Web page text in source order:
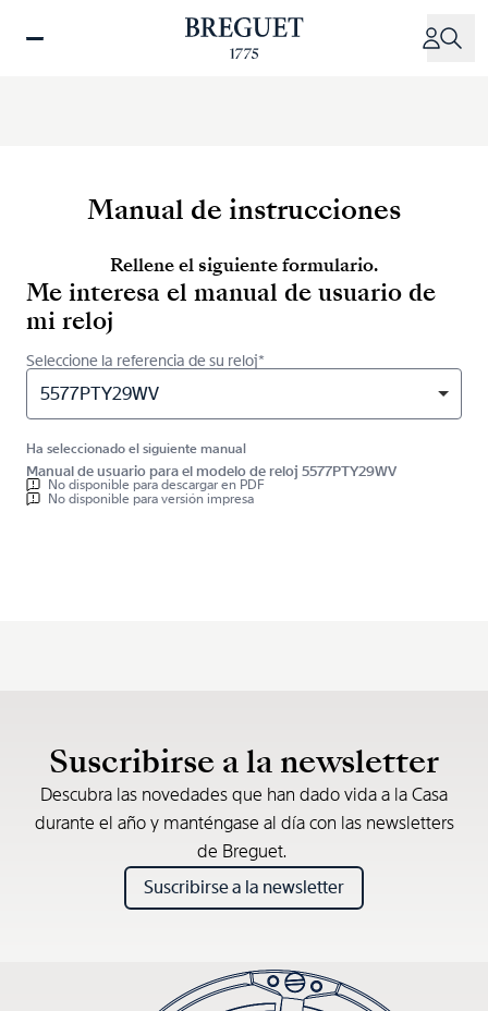
Manual de instrucciones
Rellene el siguiente formulario.
Me interesa el manual de usuario de
mi reloj
Seleccione la referencia de su reloj*
5577PTY29WV
Ha seleccionado el siguiente manual
Manual de usuario para el modelo de reloj 5577PTY29WV
No disponible para descargar en PDF
No disponible para versión impresa
Suscribirse a la newsletter
Descubra las novedades que han dado vida a la Casa
durante el año y manténgase al día con las newsletters
de Breguet.
Suscribirse a la newsletter